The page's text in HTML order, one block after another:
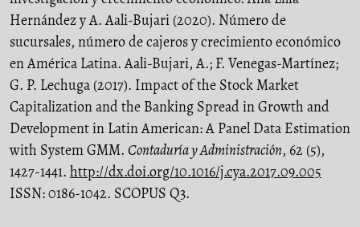
Hernández y A. Aali-Bujari (2020). Número de
sucursales, número de cajeros y crecimiento económico
en América Latina. Aali-Bujari, A.; F. Venegas-Martínez;
G. P. Lechuga (2017). Impact of the Stock Market
Capitalization and the Banking Spread in Growth and
Development in Latin American: A Panel Data Estimation
with System GMM. Contaduría y Administración, 62 (5),
1427-1441. http://dx.doi.org/10.1016/j.cya.2017.09.005
ISSN: 0186-1042. SCOPUS Q3.